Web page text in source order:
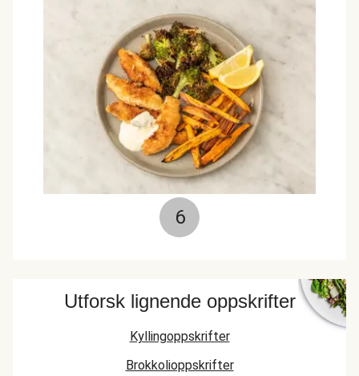
6
Utforsk lignende oppskrifter
Kyllingoppskrifter
Brokkolioppskrifter